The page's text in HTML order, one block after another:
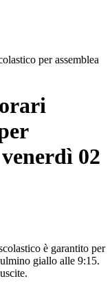
per assemblea
02
è garantito per
giallo alle 9:15.